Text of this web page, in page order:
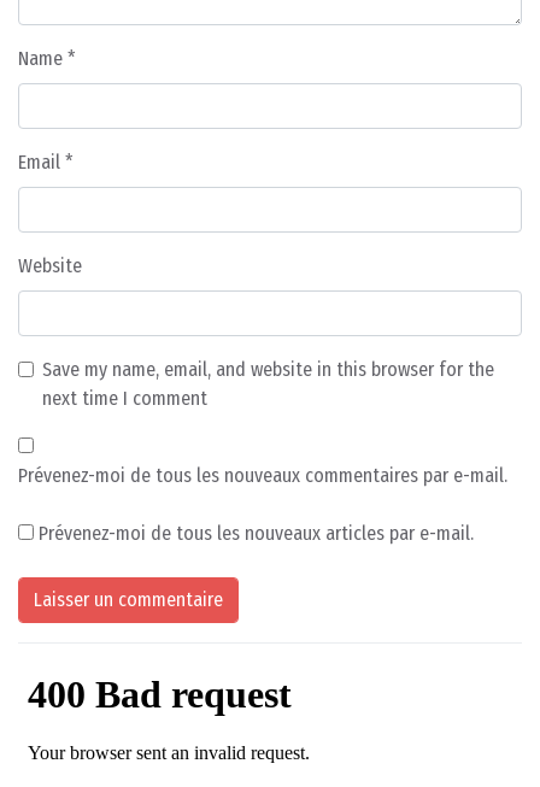
Name *
Email *
Website
Save my name, email, and website in this browser for the
next time I comment
Prévenez-moi de tous les nouveaux commentaires par e-mail.
Prévenez-moi de tous les nouveaux articles par e-mail.